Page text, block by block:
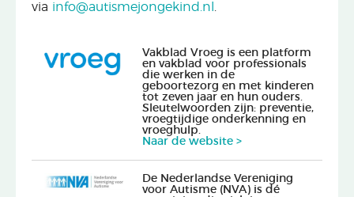
via info@autismejongekind.nl
Vakblad Vroeg is een platform
en vakblad voor professionals
die werken in de
geboortezorg en met kinderen
tot zeven jaar en hun ouders.
Sleutelwoorden zijn: preventie,
vroegtijdige onderkenning en
vroeghulp.
Naar de website >
De Nederlandse Vereniging
voor Autisme (NVA) is dé